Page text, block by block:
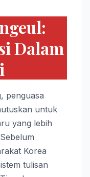
Dalam
penguasa
untuk
yang lebih
Korea
tulisan